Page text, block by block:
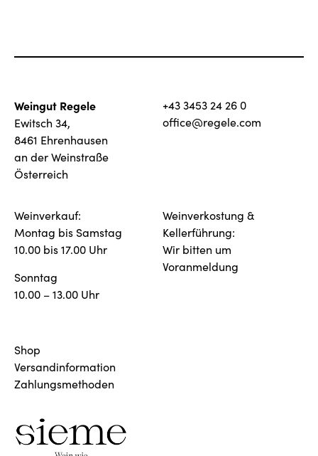
Weingut Regele
Ewitsch 34,
8461 Ehrenhausen
an der Weinstraße
Österreich
+43 3453 24 26 0
office@regele.com
Weinverkauf:
Montag bis Samstag
10.00 bis 17.00 Uhr
Sonntag
10.00 – 13.00 Uhr
Weinverkostung &
Kellerführung:
Wir bitten um
Voranmeldung
Shop
Versandinformation
Zahlungsmethoden